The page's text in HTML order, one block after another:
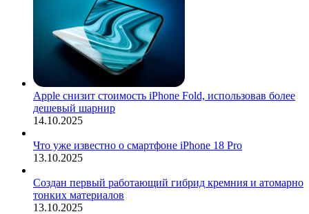
Apple снизит стоимость iPhone Fold, использовав более
дешевый шарнир
14.10.2025
Что уже известно о смартфоне iPhone 18 Pro
13.10.2025
Создан первый работающий гибрид кремния и атомарно
тонких материалов
13.10.2025